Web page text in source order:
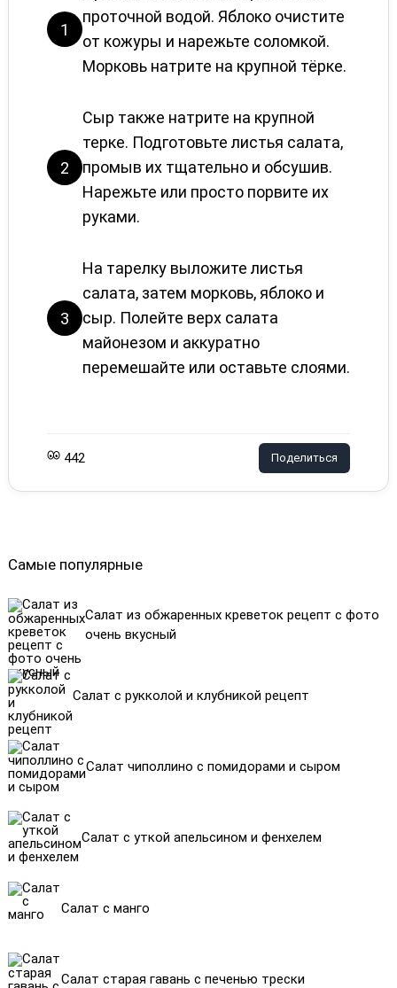
Самые популярные
Салат из обжаренных креветок рецепт с фото
очень вкусный
Салат с рукколой и клубникой рецепт
Салат чиполлино с помидорами и сыром
Салат с уткой апельсином и фенхелем
Салат с манго
Салат старая гавань с печенью трески
1
проточной водой. Яблоко очистите
от кожуры и нарежьте соломкой.
Морковь натрите на крупной тёрке.
2
Сыр также натрите на крупной
терке. Подготовьте листья салата,
промыв их тщательно и обсушив.
Нарежьте или просто порвите их
руками.
3
На тарелку выложите листья
салата, затем морковь, яблоко и
сыр. Полейте верх салата
майонезом и аккуратно
перемешайте или оставьте слоями.
442 Поделиться